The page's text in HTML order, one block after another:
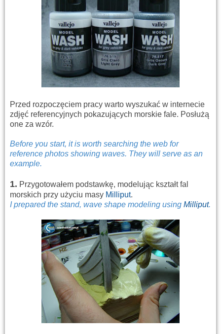
Przed rozpoczęciem pracy warto wyszukać w internecie
zdjęć referencyjnych pokazujących morskie fale. Posłużą
one za wzór.
Before you start, it is worth searching the web for
reference photos showing waves. They will serve as an
example.
1. Przygotowałem podstawkę, modelując kształt fal
morskich przy użyciu masy Milliput.
I prepared the stand, wave shape modeling using Milliput.